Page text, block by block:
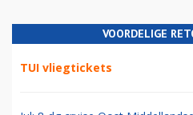
VOORDELIGE
TUI vliegtickets